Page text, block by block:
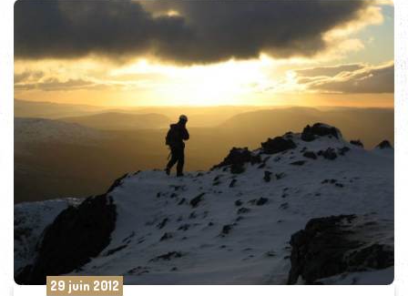
29 juin 2012